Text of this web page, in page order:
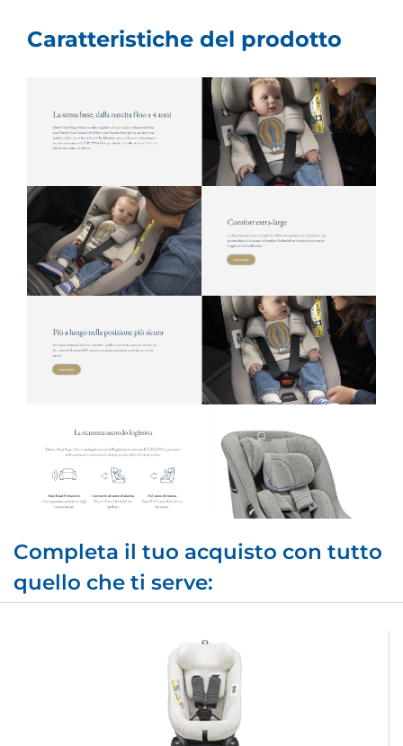
Caratteristiche del prodotto
Completa il tuo acquisto con tutto
quello che ti serve: